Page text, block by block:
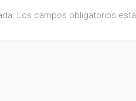
Los campos obligatorios